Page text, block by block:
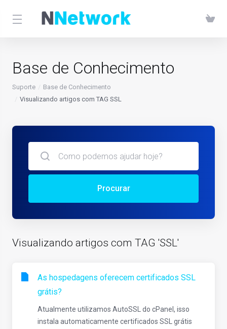
Base de Conhecimento
Suporte
Base de Conhecimento
Visualizando artigos com TAG SSL
Procurar
Visualizando artigos com TAG 'SSL'
As hospedagens oferecem certificados SSL
grátis?
Atualmente utilizamos AutoSSL do cPanel, isso
instala automaticamente certificados SSL grátis